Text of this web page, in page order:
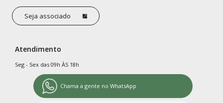
Seja associado
Atendimento
Seg - Sex das 09h ÀS 18h
Chama a gente no WhatsApp